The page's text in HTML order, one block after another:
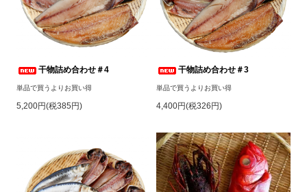
干物詰め合わせ＃4
単品で買うよりお買い得
5,200円(税385円)
干物詰め合わせ＃3
単品で買うよりお買い得
4,400円(税326円)